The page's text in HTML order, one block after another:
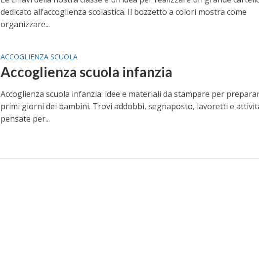
dedicato all’accoglienza scolastica. Il bozzetto a colori mostra come
organizzare...
ACCOGLIENZA SCUOLA
Accoglienza scuola infanzia
Accoglienza scuola infanzia: idee e materiali da stampare per
primi giorni dei bambini. Trovi addobbi, segnaposto, lavoretti e
pensate per...